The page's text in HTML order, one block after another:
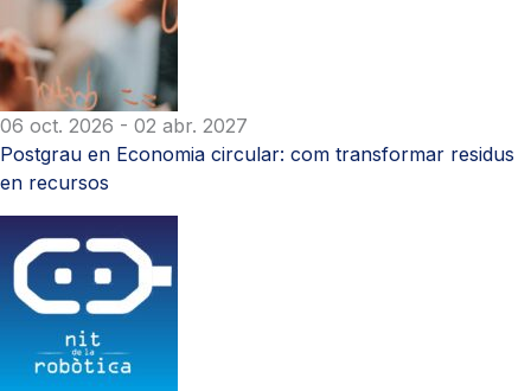
06 oct. 2026 - 02 abr. 2027
Postgrau en Economia circular: com transformar residus
en recursos